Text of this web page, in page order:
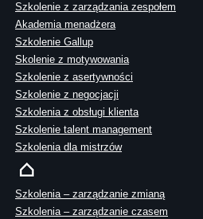
Szkolenie z zarządzania zespołem
Akademia menadżera
Szkolenie Gallup
Skolenie z motywowania
Szkolenie z asertywności
Szkolenie z negocjacji
Szkolenia z obsługi klienta
Szkolenie talent management
Szkolenia dla mistrzów
Szkolenia – zarządzanie zmianą
Szkolenia – zarządzanie czasem